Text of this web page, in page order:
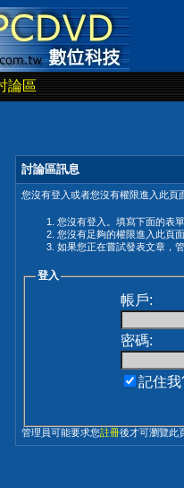
論區
討論區訊息
您沒有登入或者您沒有權限進入此頁
您沒有登入。填寫下面的表
您沒有足夠的權限進入此頁
如果您正在嘗試發表文章，
登入
帳戶:
密碼:
記住我
管理員可能要求您註冊後才可瀏覽此